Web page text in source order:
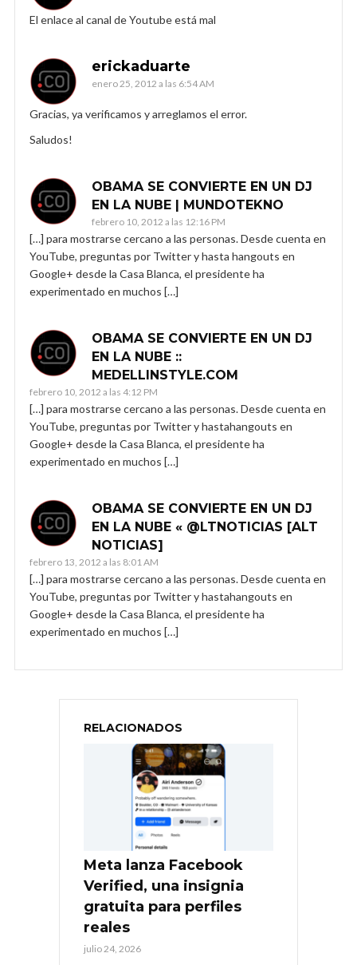
El enlace al canal de Youtube está mal
erickaduarte
enero 25, 2012 a las 6:54 AM
Gracias, ya verificamos y arreglamos el error.
Saludos!
OBAMA SE CONVIERTE EN UN DJ
EN LA NUBE | MUNDOTEKNO
febrero 10, 2012 a las 12:16 PM
[…] para mostrarse cercano a las personas. Desde cuenta en
YouTube, preguntas por Twitter y hasta hangouts en
Google+ desde la Casa Blanca, el presidente ha
experimentado en muchos […]
OBAMA SE CONVIERTE EN UN DJ
EN LA NUBE ::
MEDELLINSTYLE.COM
febrero 10, 2012 a las 4:12 PM
[…] para mostrarse cercano a las personas. Desde cuenta en
YouTube, preguntas por Twitter y hastahangouts en
Google+ desde la Casa Blanca, el presidente ha
experimentado en muchos […]
OBAMA SE CONVIERTE EN UN DJ
EN LA NUBE « @LTNOTICIAS [ALT
NOTICIAS]
febrero 13, 2012 a las 8:01 AM
[…] para mostrarse cercano a las personas. Desde cuenta en
YouTube, preguntas por Twitter y hastahangouts en
Google+ desde la Casa Blanca, el presidente ha
experimentado en muchos […]
RELACIONADOS
Meta lanza Facebook
Verified, una insignia
gratuita para perfiles
reales
julio 24, 2026